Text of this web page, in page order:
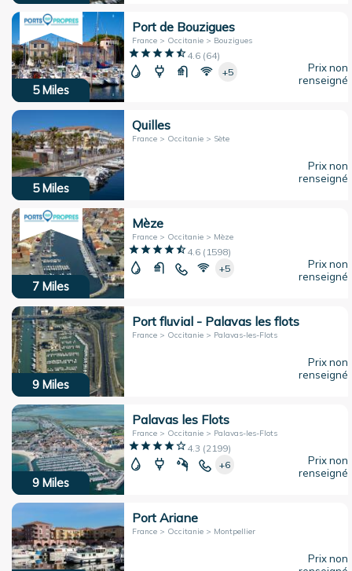
5 Miles
Port de Bouzigues
France > Occitanie > Bouzigues
4.6(64)
+5
Prix non
renseigné
5 Miles
Quilles
France > Occitanie > Sète
Prix non
renseigné
7 Miles
Mèze
France > Occitanie > Mèze
4.6( 1598)
+5
Prix non
renseigné
9 Miles
Port fluvial - Palavas les flots
France > Occitanie > Palavas-les-Flots
Prix non
renseigné
9 Miles
Palavas les Flots
France > Occitanie > Palavas-les-Flots
4.3 (2199)
+6
Prix non
renseigné
Port Ariane
France > Occitanie > Montpellier
Prix non